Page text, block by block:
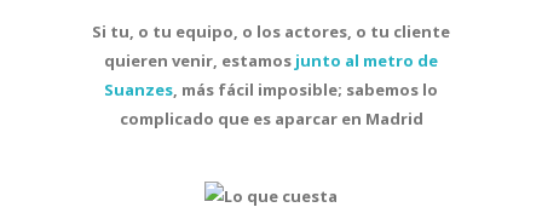
Si tu, o tu equipo, o los actores, o tu cliente
quieren venir, estamos junto al metro de
Suanzes, más fácil imposible; sabemos lo
complicado que es aparcar en Madrid